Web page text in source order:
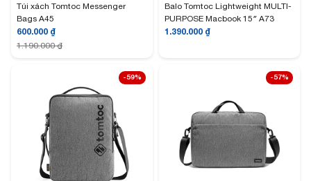
Túi xách Tomtoc Messenger
Bags A45
600.000 ₫
1.190.000₫
Balo Tomtoc Lightweight MULTI-
PURPOSE Macbook 15″ A73
1.390.000 ₫
-59% -57%